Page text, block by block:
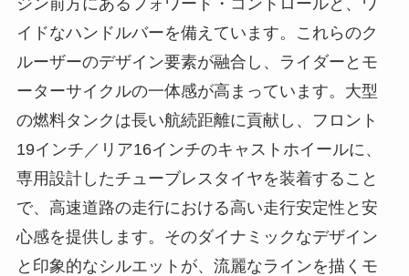
イドなハンドルバーを備えています。これらのク
ルーザーのデザイン要素が融合し、ライダーとモ
ーターサイクルの一体感が高まっています。大型
の燃料タンクは長い航続距離に貢献し、フロント
19インチ／リア16インチのキャストホイールに、
専用設計したチューブレスタイヤを装着すること
で、高速道路の走行における高い走行安定性と安
心感を提供します。そのダイナミックなデザイン
と印象的なシルエットが、流麗なラインを描くモ